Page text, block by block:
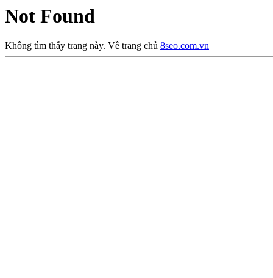
Not Found
Không tìm thấy trang này. Về trang chủ 8seo.com.vn